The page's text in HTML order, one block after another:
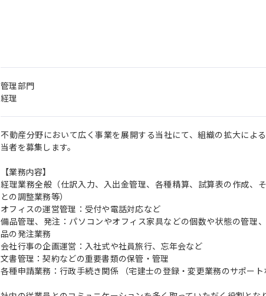
管理部門
経理
不動産分野において広く事業を展開する当社にて、組織の拡大によ
当者を募集します。
【業務内容】
経理業務全般（仕訳入力、入出金管理、各種精算、試算表の作成、
との調整業務等）
オフィスの運営管理：受付や電話対応など
備品管理、発注：パソコンやオフィス家具などの個数や状態の管理
品の発注業務
会社行事の企画運営：入社式や社員旅行、忘年会など
文書管理：契約などの重要書類の保管・管理
各種申請業務：行政手続き関係 （宅建士の登録・変更業務のサポート